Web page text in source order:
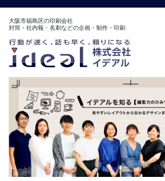
大阪市福島区の印刷会社
封筒・社内報・名刺などの企画・制作・印刷